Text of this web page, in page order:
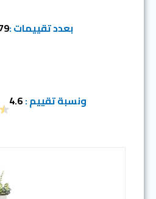
بعدد تقييمات :
ونسبة تقييم :4.6